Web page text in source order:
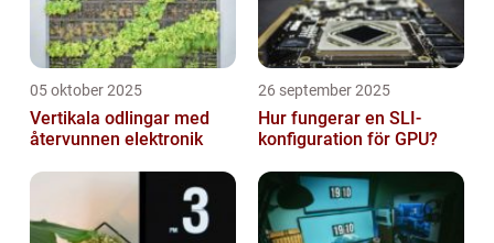
05 oktober 2025
Vertikala odlingar med
återvunnen elektronik
26 september 2025
Hur fungerar en SLI-
konfiguration för GPU?